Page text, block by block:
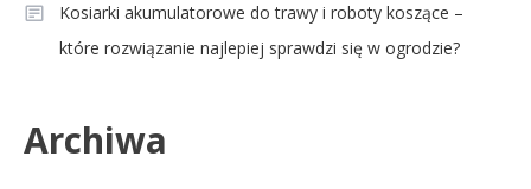
Kosiarki akumulatorowe do trawy i roboty koszące –
które rozwiązanie najlepiej sprawdzi się w ogrodzie?
Archiwa